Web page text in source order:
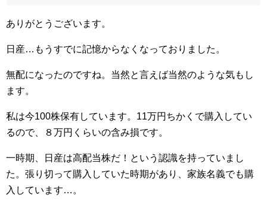
ありがとうございます。
日産…もうすでに記憶からなくなっておりました。
無配になったのですね。当然と言えば当然のような気もし
ます。
私は今100株保有しています。11万円ちかくで購入してい
るので、８万円くらいの含み損です。
一時期、日産は高配当株だ！という認識を持っていまし
た。張り切って購入していた時期があり、家族名義でも購
入しています…。